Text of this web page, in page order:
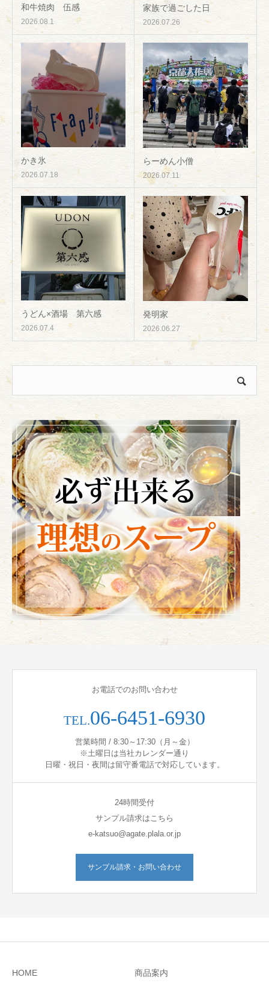
和牛焼肉 伍感
2026.08.1
家族で過ごした日
2026.07.26
かき氷
2026.07.18
らーめん小僧
2026.07.11
うどん×酒場 第六感
2026.07.4
発明家
2026.06.27
お電話でのお問い合わせ
TEL.06-6451-6930
営業時間 / 8:30～17:30（月～金）
※土曜日は当社カレンダー通り
日曜・祝日・夜間は留守番電話で対応しています。
24時間受付
サンプル請求はこちら
e-katsuo@agate.plala.or.jp
サンプル請求・お問い合わせ
HOME 商品案内